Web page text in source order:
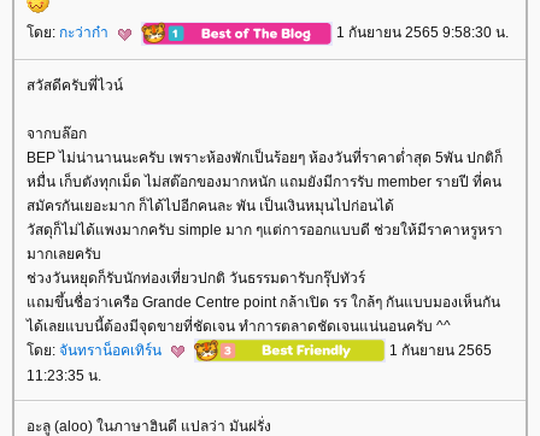
ดย: กะว่าก๋า 1 กันยายน 2565 9:58:30 น.
สวัสดีครับพี่ไวน์
จากบล๊อก
BEP ไม่น่านานนะครับ เพราะห้องพักเป็นร้อยๆ ห้องวันที่ราคาต่ำสุด 5พัน ปกติก็
หมื่น เก็บตังทุกเม็ด ไม่สต๊อกของมากหนัก แถมยังมีการรับ member รายปี ที่คน
สมัครกันเยอะมาก ก็ได้ไปอีกคนละ พัน เป็นเงินหมุนไปก่อนได้
วัสดุก็ไม่ได้แพงมากครับ simple มาก ๆแต่การออกแบบดี ช่วยให้มีราคาหรูหรา
มากเลยครับ
ช่วงวันหยุดก็รับนักท่องเที่ยวปกติ วันธรรมดารับกรุ๊ปทัวร์
ถมขึ้นชื่อว่าเครือ Grande Centre point กล้าเปิด รร ใกล้ๆ กันแบบมองเห็นกัน
ได้เลยแบบนี้ต้องมีจุดขายที่ชัดเจน ทำการตลาดชัดเจนแน่นอนครับ ^^
ดย: จันทราน็อคเทิร์น
1 กันยายน 2565
11:23:35 น.
อะลู (aloo) ในภาษาฮินดี แปลว่า มันฝรั่ง